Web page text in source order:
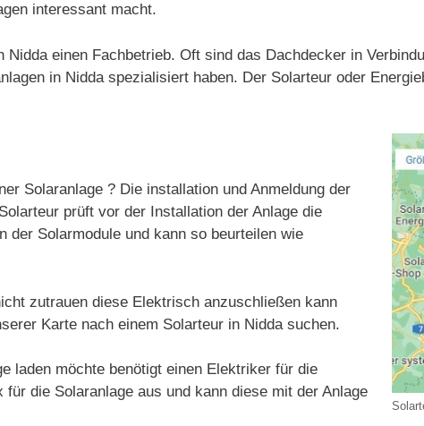
interessant macht.
einen Fachbetrieb. Oft sind das Dachdecker in
in Nidda spezialisiert haben. Der Solarteur oder
Solaranlage ? Die installation und Anmeldung der
prüft vor der Installation der Anlage die
der Solarmodule und kann so beurteilen wie
zutrauen diese Elektrisch anzuschließen kann
Karte nach einem Solarteur in Nidda suchen.
laden möchte benötigt einen Elektriker für die
die Solaranlage aus und kann diese mit der Anlage